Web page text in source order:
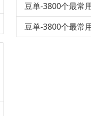
豆单-3800个最常
豆单-3800个最常